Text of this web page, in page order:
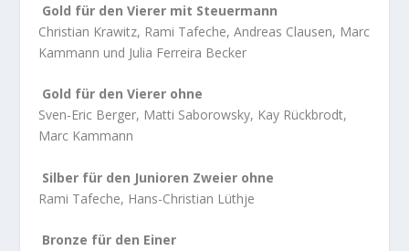
Gold für den Vierer mit Steuermann
Christian Krawitz, Rami Tafeche, Andreas Clausen, Marc
Kammann und Julia Ferreira Becker
Gold für den Vierer ohne
Sven-Eric Berger, Matti Saborowsky, Kay Rückbrodt,
Marc Kammann
Silber für den Junioren Zweier ohne
Rami Tafeche, Hans-Christian Lüthje
Bronze für den Einer